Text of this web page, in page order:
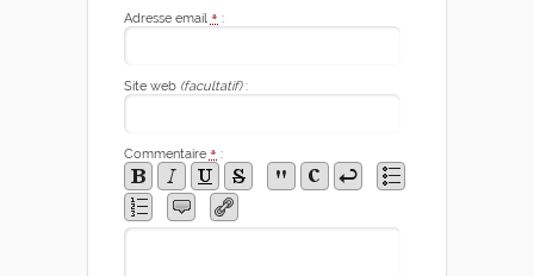
Adresse email * :
Site web (facultatif):
Commentaire * :